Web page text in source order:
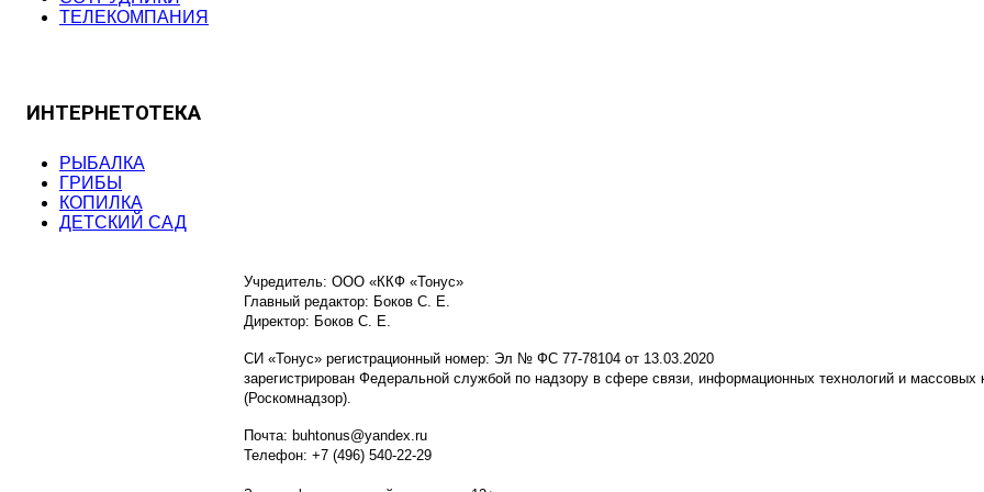
ТЕЛЕКОМПАНИЯ
ИНТЕРНЕТОТЕКА
РЫБАЛКА
ГРИБЫ
КОПИЛКА
ДЕТСКИЙ САД
Учредитель: ООО «ККФ «Тонус»
Главный редактор: Боков С. Е.
Директор: Боков С. Е.
СИ «Тонус» регистрационный номер: Эл № ФС 77-78104 от 13.03.2020
зарегистрирован Федеральной службой по надзору в сфере связи, информационных технологий и массовых
(Роскомнадзор).
Почта: buhtonus@yandex.ru
Телефон: +7 (496) 540-22-29